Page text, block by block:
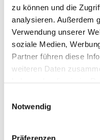
zu können und die
analysieren. Außerdem
Verwendung unserer
soziale Medien,
Partner führen diese
weiteren Daten
Notwendig
Präferenzen